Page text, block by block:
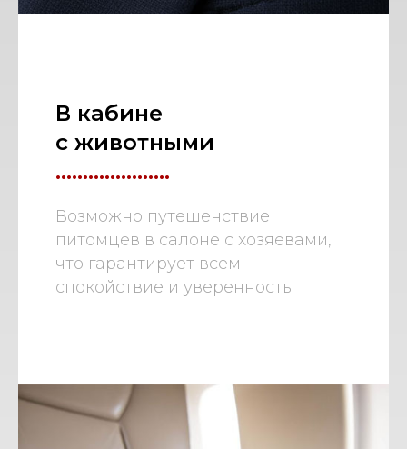
В кабине
с животными
.....................
Возможно путешенствие
питомцев в салоне с хозяевами,
что гарантирует всем
спокойствие и уверенность.